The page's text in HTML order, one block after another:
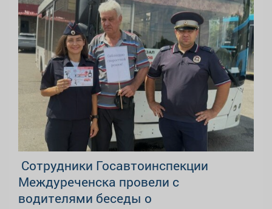
‍ Сотрудники Госавтоинспекции
Междуреченска провели с
водителями беседы о